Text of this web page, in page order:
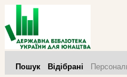
Пошук Відібрані